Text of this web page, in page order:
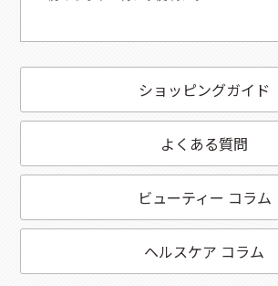
ショッピングガイド
よくある質問
ビューティー コラム
ヘルスケア コラム